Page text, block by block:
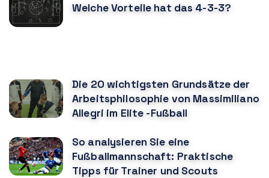
Welche Vorteile hat das 4-3-3?
Die 20 wichtigsten Grundsätze der
Arbeitsphilosophie von Massimiliano
Allegri im Elite -Fußball
So analysieren Sie eine
Fußballmannschaft: Praktische
Tipps für Trainer und Scouts